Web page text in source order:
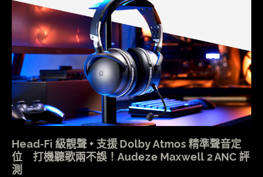
Head-Fi 級靚聲 + 支援 Dolby Atmos 精準聲音定
位 打機聽歌兩不誤！Audeze Maxwell 2 ANC 評
測